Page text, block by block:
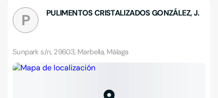
P PULIMENTOS CRISTALIZADOS GONZÁLEZ, J.
Sunpark s/n, 29603, Marbella, Málaga